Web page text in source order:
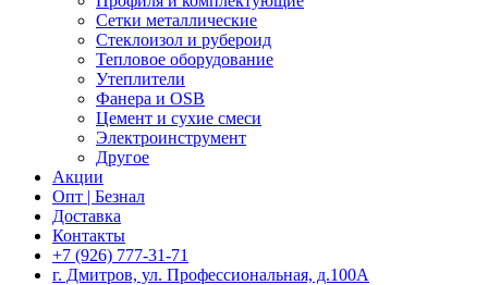
Сетки металлические
Стеклоизол и рубероид
Тепловое оборудование
Утеплители
Фанера и OSB
Цемент и сухие смеси
Электроинструмент
Другое
Акции
Опт | Безнал
Доставка
Контакты
+7 (926) 777-31-71
г. Дмитров, ул. Профессиональная, д.100А